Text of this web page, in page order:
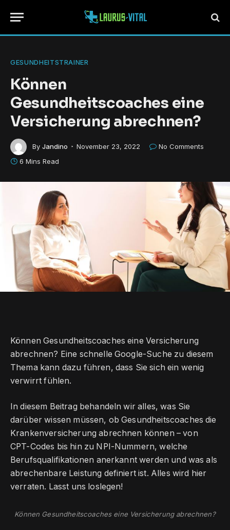
GESUNDHEITSTRAINER
Können
Gesundheitscoaches eine
Versicherung abrechnen?
By Jandino November 23, 2022
No Comments
6 Mins Read
Können Gesundheitscoaches eine Versicherung
abrechnen? Eine schnelle Google-Suche zu diesem
Thema kann dazu führen, dass Sie sich ein wenig
verwirrt fühlen.
In diesem Beitrag behandeln wir alles, was Sie
darüber wissen müssen, ob Gesundheitscoaches die
Krankenversicherung abrechnen können – von
CPT-Codes bis hin zu NPI-Nummern, welche
Berufsqualifikationen anerkannt werden und was als
abrechenbare Leistung definiert ist. Alles wird hier
verraten. Lasst uns loslegen!
Können Gesundheitscoaches eine Versicherung abrechnen?